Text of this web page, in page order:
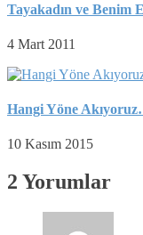
Tayakadın ve Benim
4 Mart 2011
Hangi Yöne
10 Kasım 2015
2 Yorumlar